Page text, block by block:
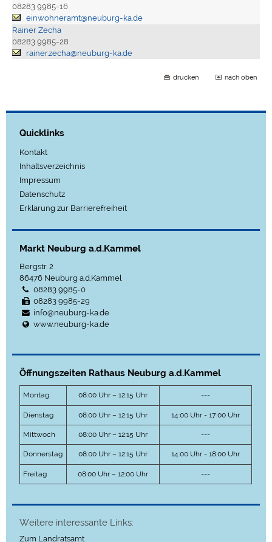
08283 9985-16
einwohneramt@neuburg-ka.de
Rainer Zecha
08283 9985-28
rainer.zecha@neuburg-ka.de
drucken nach oben
Quicklinks
Kontakt
Inhaltsverzeichnis
Impressum
Datenschutz
Erklärung zur Barrierefreiheit
Markt Neuburg a.d.Kammel
Bergstr. 2
86476 Neuburg a.d.Kammel
08283 9985-0
08283 9985-29
info@neuburg-ka.de
www.neuburg-ka.de
Öffnungszeiten Rathaus Neuburg a.d.Kammel
Montag 08:00 Uhr – 12:15 Uhr ---
Dienstag 08:00 Uhr – 12:15 Uhr 14:00 Uhr - 17:00 Uhr
Mittwoch 08:00 Uhr – 12:15 Uhr ---
Donnerstag 08:00 Uhr – 12:15 Uhr 14:00 Uhr - 18:00 Uhr
Freitag 08:00 Uhr – 12:00 Uhr ---
Weitere interessante Links:
Zum Landratsamt